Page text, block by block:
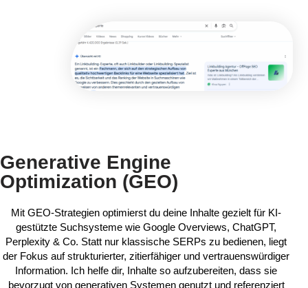
Generative Engine
Optimization (GEO)
Mit GEO-Strategien optimierst du deine Inhalte gezielt für KI-
gestützte Suchsysteme wie Google Overviews, ChatGPT,
Perplexity & Co. Statt nur klassische SERPs zu bedienen, liegt
der Fokus auf strukturierter, zitierfähiger und vertrauenswürdiger
Information. Ich helfe dir, Inhalte so aufzubereiten, dass sie
bevorzugt von generativen Systemen genutzt und referenziert